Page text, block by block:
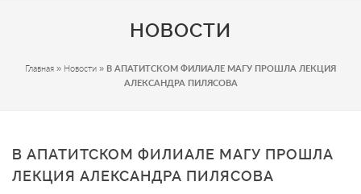
НОВОСТИ
Главная » Новости » В АПАТИТСКОМ ФИЛИАЛЕ МАГУ ПРОШЛА ЛЕКЦИЯ
АЛЕКСАНДРА ПИЛЯСОВА
В АПАТИТСКОМ ФИЛИАЛЕ МАГУ ПРОШЛА
ЛЕКЦИЯ АЛЕКСАНДРА ПИЛЯСОВА